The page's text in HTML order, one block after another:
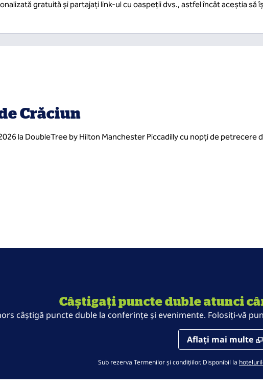
gratuită și partajați link-ul cu oaspeții dvs., astfel încât aceștia să
Crăciun
la DoubleTree by Hilton Manchester Piccadilly cu nopți de
3
Câștigați puncte duble atunci
câștigă puncte duble la conferințe și evenimente. Folosiți-vă
Aflaţi mai multe
Sub rezerva Termenilor și condițiilor. Disponibil la